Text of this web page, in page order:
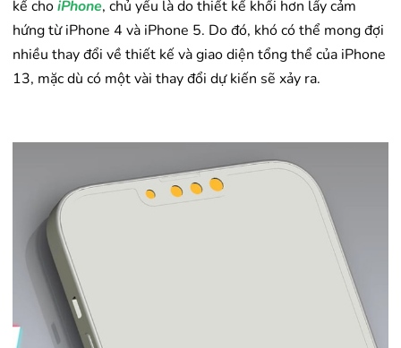
kế choiPhone, chủ yếu là do thiết kế khối hơn lấy cảm
hứng từ iPhone 4 và iPhone 5. Do đó, khó có thể mong đợi
nhiều thay đổi về thiết kế và giao diện tổng thể của iPhone
13, mặc dù có một vài thay đổi dự kiến sẽ xảy ra.